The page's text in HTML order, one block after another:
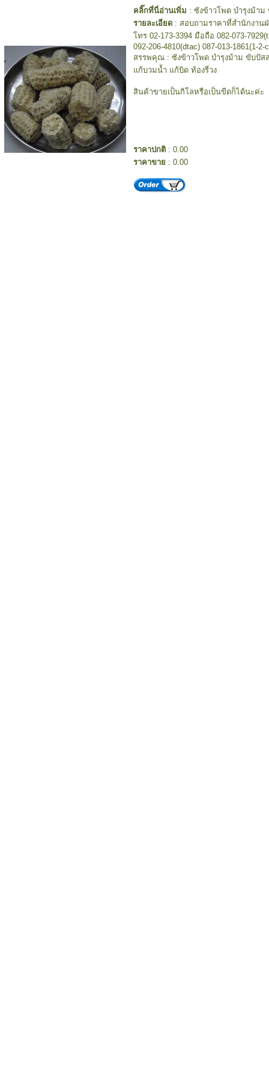
คลิ๊กที่นี่อ่านเพิ่ม : ซังข้าวโพด บำรุงม้า
รายละเอียด : สอบถามราคาที่สำนักงา
โทร 02-173-3394 มือถือ 082-073-
092-206-4810(dtac) 087-013-1861(1-2-
สรรพคุณ : ซังข้าวโพด บำรุงม้าม ขับปัส
แก้บวมน้ำ แก้บิด ท้องรี่วง
สินค้าขายเป็นกิโลหรือเป็นขีดก็ได้นะค่ะ
ราคาปกติ : 0.00
ราคาขาย : 0.00